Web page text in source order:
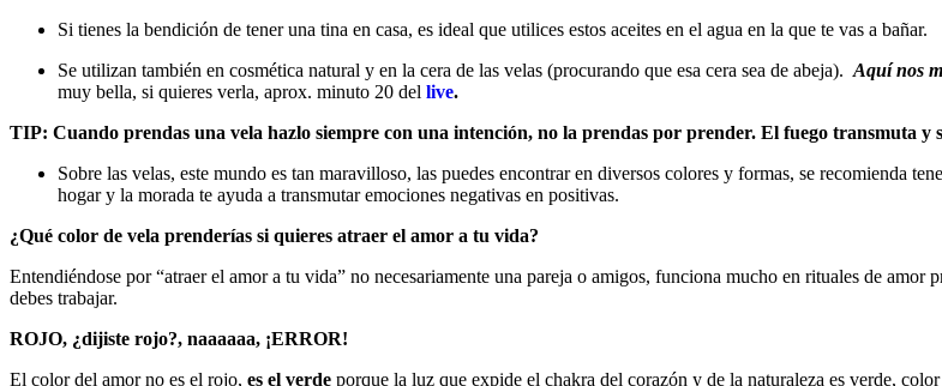
Si tienes la bendición de tener una tina en casa, es ideal que utilices estos aceites en el agua en la que te vas a bañar.
Se utilizan también en cosmética natural y en la cera de las velas (procurando que esa cera sea de abeja). Aquí nos
muy bella, si quieres verla, aprox. minuto 20 del live.
TIP: Cuando prendas una vela hazlo siempre con una intención, no la prendas por prender. El fuego transmuta y
Sobre las velas, este mundo es tan maravilloso, las puedes encontrar en diversos colores y formas, se recomienda
hogar y la morada te ayuda a transmutar emociones negativas en positivas.
¿Qué color de vela prenderías si quieres atraer el amor a tu vida?
Entendiéndose por “atraer el amor a tu vida” no necesariamente una pareja o amigos, funciona mucho en rituales de amor
debes trabajar.
ROJO, ¿dijiste rojo?, naaaaaa, ¡ERROR!
El color del amor no es el rojo, es el verde porque la luz que expide el chakra del corazón y de la naturaleza es verde,